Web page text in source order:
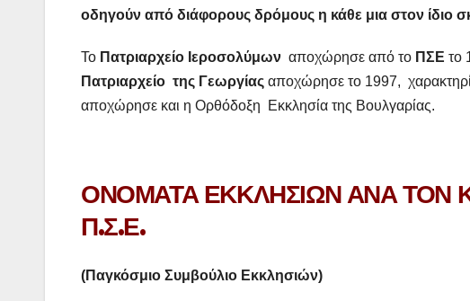
οδηγούν από διάφορους δρόμους η κάθε μια στον ίδιο
Το Πατριαρχείο Ιεροσολύμων αποχώρησε από το ΠΣΕ το
Πατριαρχείο της Γεωργίας αποχώρησε το 1997,
αποχώρησε και η Ορθόδοξη Εκκλησία της Βουλγαρίας.
ΟΝΟΜΑΤΑ ΕΚΚΛΗΣΙΩΝ ΑΝΑ ΤΟΝ
Π.Σ.Ε.
(Παγκόσμιο Συμβούλιο Εκκλησιών)